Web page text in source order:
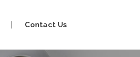
Contact Us